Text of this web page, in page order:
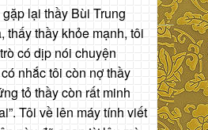
lại thầy Bùi Trung
thấy thầy khỏe mạnh, tôi
có dịp nói chuyện
nhắc tôi còn nợ thầy
tỏ thầy còn rất minh
Tôi về lên máy tính viết